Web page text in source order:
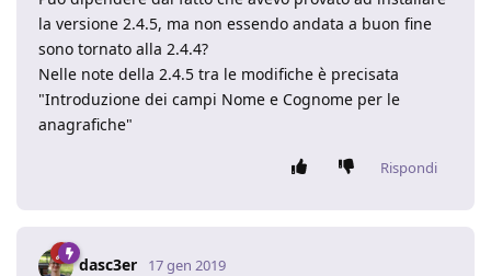
la versione 2.4.5, ma non essendo andata a buon fine
sono tornato alla 2.4.4?
Nelle note della 2.4.5 tra le modifiche è precisata
"Introduzione dei campi Nome e Cognome per le
anagrafiche"
Rispondi
dasc3er 17 gen 2019